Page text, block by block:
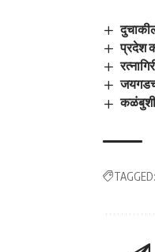
प्रदेश
कळंबुशी
TAGGED: